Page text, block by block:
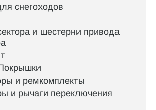
снегоходов
и шестерни привода
и ремкомплекты
и рычаги переключения